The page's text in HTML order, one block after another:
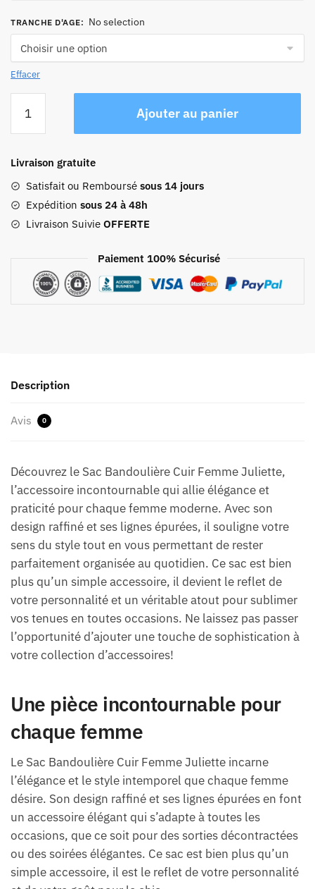
TRANCHE D'AGE: No selection
Effacer
Sac
Cuir
Femme
Juliette
Ajouter au panier
Livraison gratuite
Satisfait ou Remboursé sous 14 jours
Expédition sous 24 à 48h
Livraison Suivie OFFERTE
Paiement 100% Sécurisé
Description
Avis 0
Découvrez le Sac Bandoulière Cuir Femme Juliette,
l’accessoire incontournable qui allie élégance et
praticité pour chaque femme moderne. Avec son
design raffiné et ses lignes épurées, il souligne votre
sens du style tout en vous permettant de rester
parfaitement organisée au quotidien. Ce sac est bien
plus qu’un simple accessoire, il devient le reflet de
votre personnalité et un véritable atout pour sublimer
vos tenues en toutes occasions. Ne laissez pas passer
l’opportunité d’ajouter une touche de sophistication à
votre collection d’accessoires!
Une pièce incontournable pour
chaque femme
Le Sac Bandoulière Cuir Femme Juliette incarne
l’élégance et le style intemporel que chaque femme
désire. Son design raffiné et ses lignes épurées en font
un accessoire élégant qui s’adapte à toutes les
occasions, que ce soit pour des sorties décontractées
ou des soirées élégantes. Ce sac est bien plus qu’un
simple accessoire, il est le reflet de votre personnalité